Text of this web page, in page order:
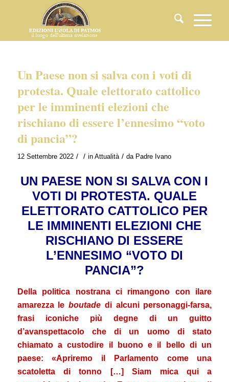
Un Paese non si salva con i voti di
protesta. Quale elettorato cattolico
per le imminenti elezioni che
rischiano di essere l’ennesimo “voto
di pancia”?
12 Settembre 2022 / / in Attualità / da Padre Ivano
UN PAESE NON SI SALVA CON I
VOTI DI PROTESTA. QUALE
ELETTORATO CATTOLICO PER
LE IMMINENTI ELEZIONI CHE
RISCHIANO DI ESSERE
L’ENNESIMO “VOTO DI
PANCIA”?
Della politica nostrana ci rimangono con ilare
amarezza leboutade di alcuni personaggi-farsa,
frasi iconiche più degne di un guitto
d’avanspettacolo che di un uomo di stato
chiamato a custodire il buono e il bello di un
paese: «Apriremo il Parlamento come una
scatoletta di tonno […] Siam mica qui a